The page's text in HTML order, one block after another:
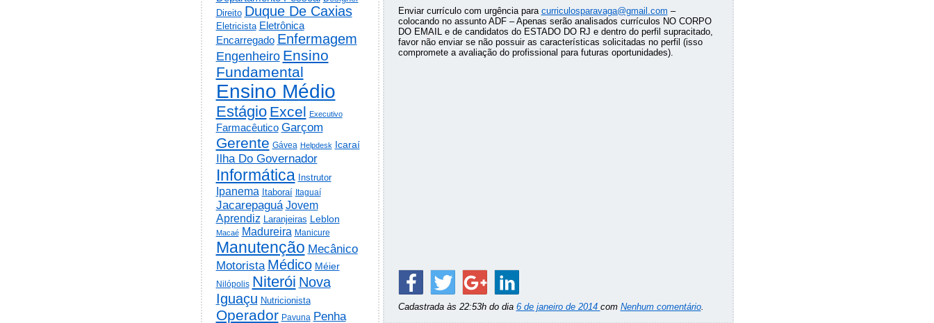
Enviar currículo com urgência para curriculosparavaga@gmail.com –
colocando no assunto ADF – Apenas serão analisados currículos NO CORPO
DO EMAIL e de candidatos do ESTADO DO RJ e dentro do perfil supracitado,
favor não enviar se não possuir as características solicitadas no perfil (isso
compromete a avaliação do profissional para futuras oportunidades).
Cadastrada às 22:53h do dia 6 de janeiro de 2014 com Nenhum comentário.
Direito Duque De Caxias
Eletricista Eletrônica
Encarregado Enfermagem
Engenheiro Ensino
Fundamental
Ensino Médio
Estágio Excel Executivo
Farmacêutico Garçom
Gerente Gávea Helpdesk Icaraí
Ilha Do Governador
Informática Instrutor
Ipanema Itaboraí Itaguaí
Jacarepaguá Jovem
Aprendiz
Laranjeiras Leblon
Macaé Madureira Manicure
Manutenção Mecânico
Motorista Médico Méier
Nilópolis Niterói Nova
Iguaçu Nutricionista
Operador Pavuna Penha